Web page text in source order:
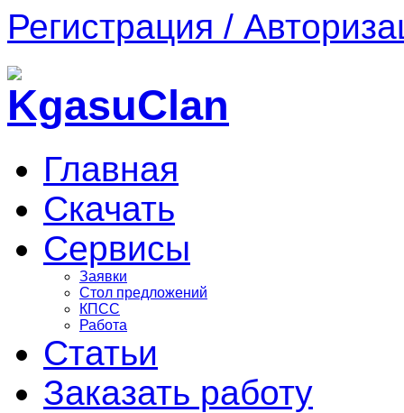
Регистрация /
Главная
Скачать
Сервисы
Заявки
Стол предложений
КПСС
Работа
Статьи
Заказать работу